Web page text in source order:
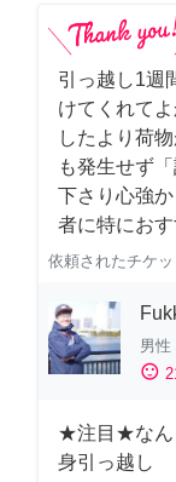
引っ越し1週
けてくれて
したより荷
も発生せず
下さり心強
者に特にお
依頼されたチケッ
男性
sentiment_satisfied
★注目★なん
身引っ越し